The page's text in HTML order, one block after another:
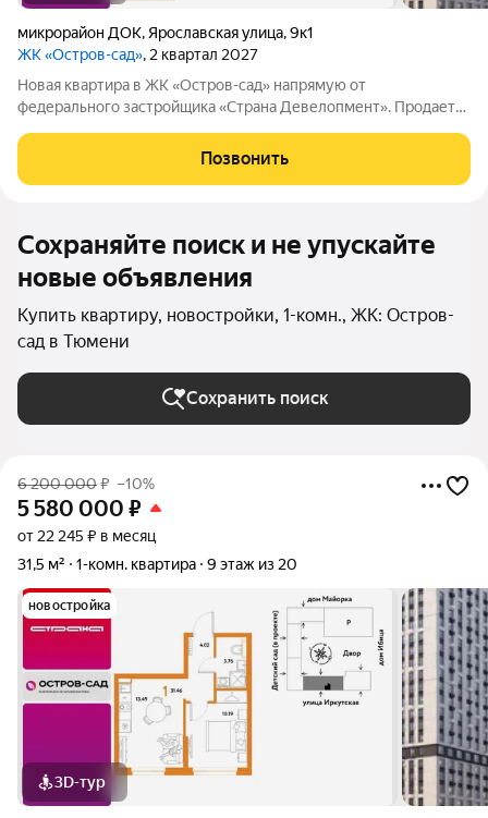
микрорайон ДОК, Ярославская улица,9к1
ЖК «Остров-сад», 2 квартал 2027
Новая квартира в ЖК «Остров-сад» напрямую от
федерального застройщика «Страна Девелопмент». Продается
Девелопмент. Площадь квартиры 34,43 кв. м. Жилой комплекс
Позвонить
Сохраняйте поиск и не упускайте
новые объявления
Купить квартиру, новостройки, 1-комн., ЖК: Остров-
сад в Тюмени
Сохранить поиск
6 200 000₽ –10%
5 580 000 ₽
от 22 245 ₽ в месяц
31,5 м²
1-комн. квартира 9 этаж из 20
новостройка
3D-тур